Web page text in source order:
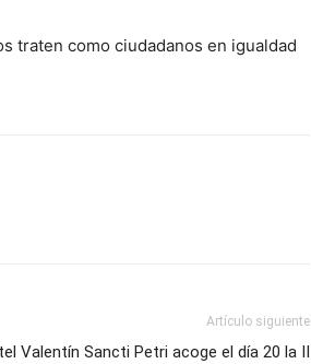
traten como ciudadanos en igualdad
Artículo siguiente
Valentín Sancti Petri acoge el día 20 la II